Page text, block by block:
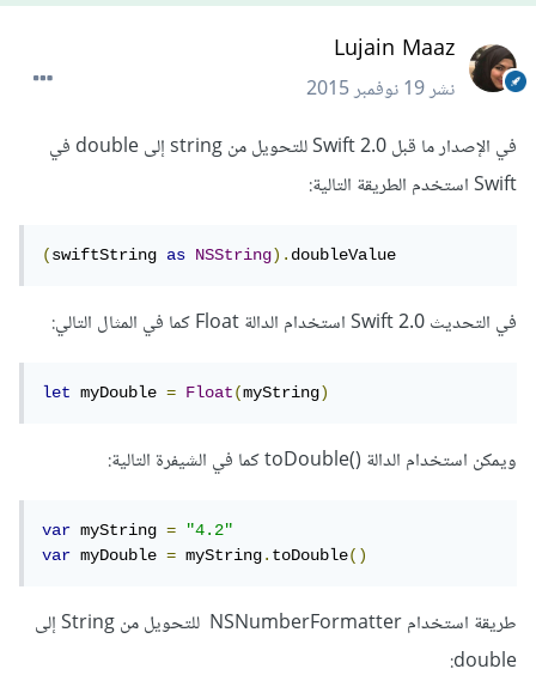
Lujain Maaz
نشر19 نوفمبر 2015
في الإصدار ما قبل Swift 2.0 للتحويل من string إلى double في
Swift استخدم الطريقة التالية:
(swiftString as NSString).doubleValue
في التحديث Swift 2.0 استخدام الدالة Float كما في المثال التالي:
let myDouble = Float(myString)
ويمكن استخدام الدالة ()toDouble كما في الشيفرة التالية:
var myString =
"4.2"
var myDouble = myString.toDouble()
طريقة استخدام NSNumberFormatter للتحويل من String إلى
double: